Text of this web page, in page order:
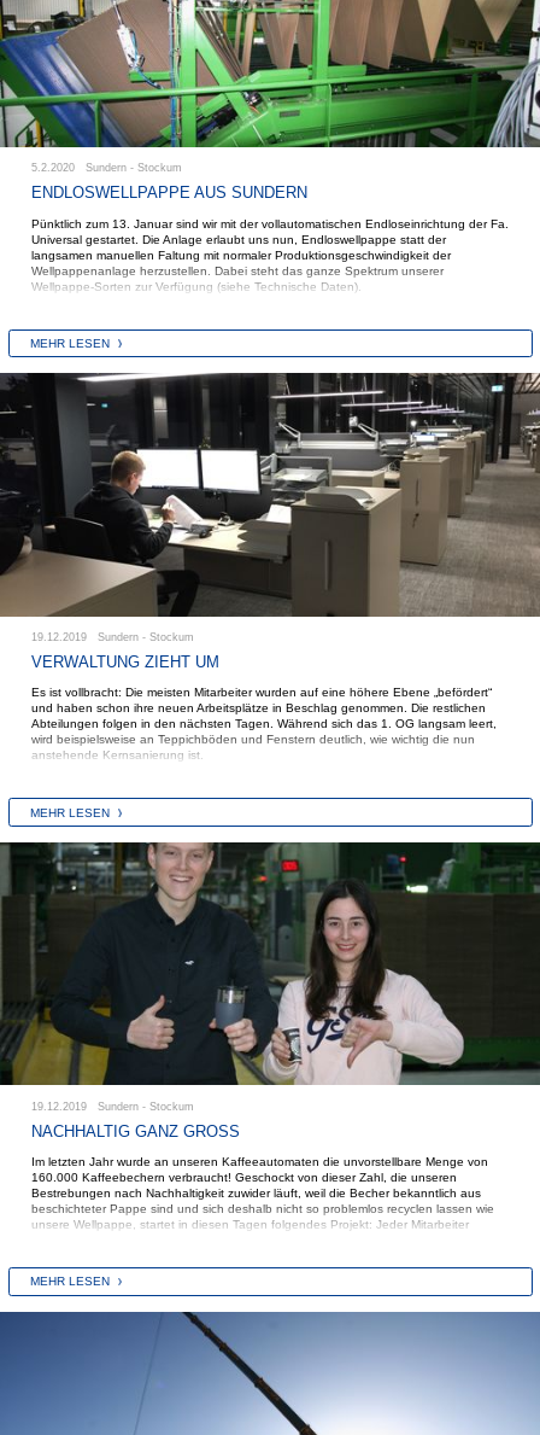
5.2.2020 Sundern - Stockum
ENDLOSWELLPAPPE AUS SUNDERN
Pünktlich zum 13. Januar sind wir mit der vollautomatischen Endloseinrichtung der Fa.
Universal gestartet. Die Anlage erlaubt uns nun, Endloswellpappe statt der
langsamen manuellen Faltung mit normaler Produktionsgeschwindigkeit der
Wellpappenanlage herzustellen. Dabei steht das ganze Spektrum unserer
Wellpappe-Sorten zur Verfügung (siehe Technische Daten).
MEHR LESEN
19.12.2019 Sundern - Stockum
VERWALTUNG ZIEHT UM
Es ist vollbracht: Die meisten Mitarbeiter wurden auf eine höhere Ebene „befördert“
und haben schon ihre neuen Arbeitsplätze in Beschlag genommen. Die restlichen
Abteilungen folgen in den nächsten Tagen. Während sich das 1. OG langsam leert,
wird beispielsweise an Teppichböden und Fenstern deutlich, wie wichtig die nun
anstehende Kernsanierung ist.
MEHR LESEN
19.12.2019 Sundern - Stockum
NACHHALTIG GANZ GROSS
Im letzten Jahr wurde an unseren Kaffeeautomaten die unvorstellbare Menge von
160.000 Kaffeebechern verbraucht! Geschockt von dieser Zahl, die unseren
Bestrebungen nach Nachhaltigkeit zuwider läuft, weil die Becher bekanntlich aus
beschichteter Pappe sind und sich deshalb nicht so problemlos recyclen lassen wie
unsere Wellpappe, startet in diesen Tagen folgendes Projekt: Jeder Mitarbeiter
sich Betriebsfremde (z.B. Monteure) auch einen Kaffee ziehen können. Spülstationen
in unmittelbarer Nähe zu den Kaffeeautomaten bieten jedem Nutzer die Möglichkeit,
MEHR LESEN